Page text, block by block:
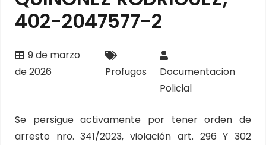
402-2047577-2
9 de marzo
de 2026
Profugos
Documentacion
Policial
Se persigue activamente por tener orden de
arresto nro. 341/2023, violación art. 296 Y 302